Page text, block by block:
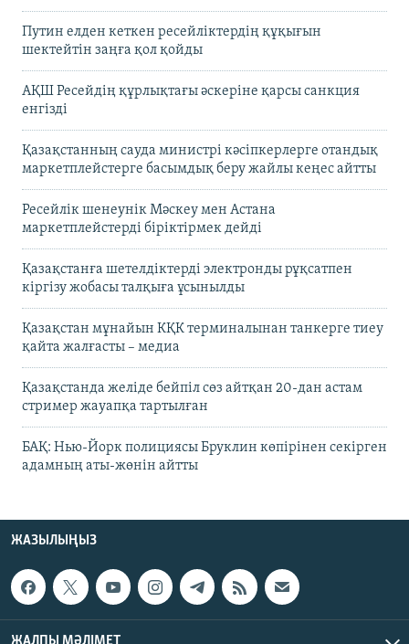
Путин елден кеткен ресейліктердің құқығын
шектейтін заңға қол қойды
АҚШ Ресейдің құрлықтағы әскеріне қарсы санкция
енгізді
Қазақстанның сауда министрі кәсіпкерлерге отандық
маркетплейстерге басымдық беру жайлы кеңес айтты
Ресейлік шенеунік Мәскеу мен Астана
маркетплейстерді біріктірмек дейді
Қазақстанға шетелдіктерді электронды рұқсатпен
кіргізу жобасы талқыға ұсынылды
Қазақстан мұнайын КҚК терминалынан танкерге тиеу
қайта жалғасты – медиа
Қазақстанда желіде бейпіл сөз айтқан 20-дан астам
стример жауапқа тартылған
БАҚ: Нью-Йорк полициясы Бруклин көпірінен секірген
адамның аты-жөнін айтты
ЖАЗЫЛЫҢЫЗ
ЖАЛПЫ МӘЛІМЕТ